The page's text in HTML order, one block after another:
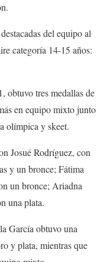
del equipo al
categoría 14-15 años:
obtuvo tres medallas de
en equipo mixto junto
olímpica y skeet.
Josué Rodríguez, con
y un bronce; Fátima
un bronce; Ariadna
una plata.
García obtuvo una
y plata, mientras que